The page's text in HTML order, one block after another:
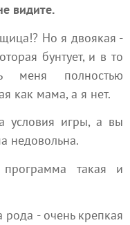
видите.
Но я двоякая -
бунтует, и в то
меня полностью
как мама, а я нет.
условия игры, а вы
недовольна.
такая и
- очень крепкая